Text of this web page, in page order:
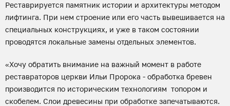
Реставрируется памятник истории и архитектуры методом
лифтинга. При нем строение или его часть вывешивается на
специальных конструкциях, и уже в таком состоянии
проводятся локальные замены отдельных элементов.
«Хочу обратить внимание на важный момент в работе
реставраторов церкви Ильи Пророка - обработка бревен
производится по историческим технологиям топором и
скобелем. Слои древесины при обработке запечатываются.